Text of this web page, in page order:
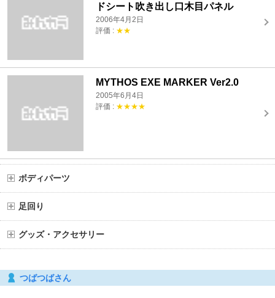
ドシート吹き出し口木目パネル
2006年4月2日
評価 : ★★
MYTHOS EXE MARKER Ver2.0
2005年6月4日
評価 : ★★★★
ボディパーツ
足回り
グッズ・アクセサリー
つばつばさん